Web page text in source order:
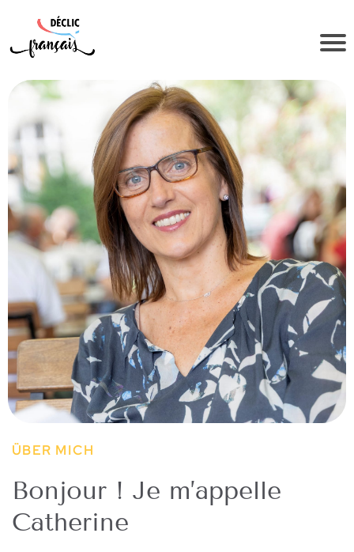
ÜBER MICH
Bonjour ! Je m’appelle
Catherine